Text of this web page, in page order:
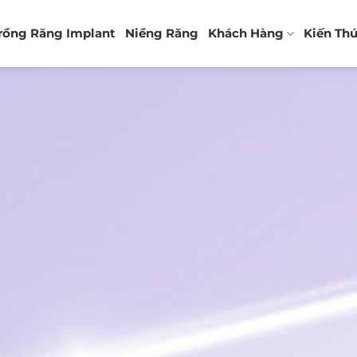
Răng Implant Niềng Răng Khách Hàng Kiến